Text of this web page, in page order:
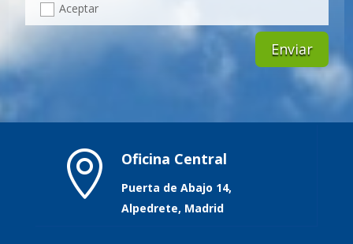
Aceptar
Enviar
 Oficina Central
Puerta de Abajo 14,
Alpedrete, Madrid